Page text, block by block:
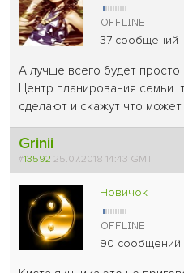
37 сообщений
А лучше всего будет просто
Центр планирования семьи
сделают и скажут что
Grinii
#13592 25.07.2018 14:43 GMT
Новичок
90 сообщений